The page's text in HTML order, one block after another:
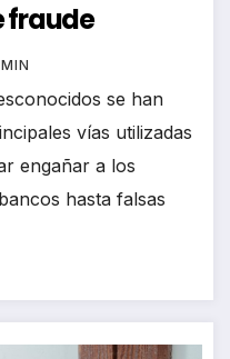
fraude
se han
vías utilizadas
engañar a los
hasta falsas